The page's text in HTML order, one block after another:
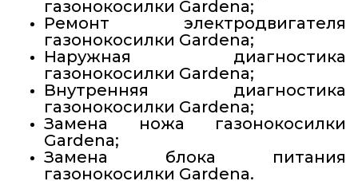
газонокосилки Gardena;
Ремонт электродвигателя
газонокосилки Gardena;
Наружная диагностика
газонокосилки Gardena;
Внутренняя диагностика
газонокосилки Gardena;
Замена ножа газонокосилки
Gardena;
Замена блока питания
газонокосилки Gardena.